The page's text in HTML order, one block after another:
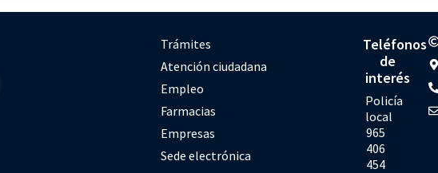
Trámites
Atención ciudadana
Empleo
Farmacias
Empresas
Sede electrónica
Teléfonos
de
interés
Policía
local
965
406
454